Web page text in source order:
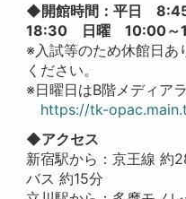
◆開館時間：平日
18:30 日曜 10:00～
※入試等のため休館日あ
ください。
※日曜日はB階メディア
https://tk-
◆アクセス
新宿駅から：京王線 約
バス 約15分